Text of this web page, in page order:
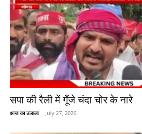
सपा की रैली में गूँजे चंदा चोर के नारे
आज का उजाला - July 27, 2026